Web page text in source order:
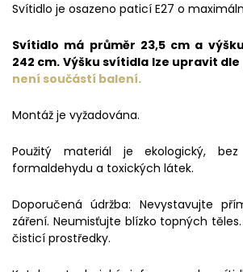
Svítidlo je osazeno paticí E27 o
Svítidlo má průměr 23,5 cm a
242 cm. Výšku svítidla lze upravit
není součástí balení.
Montáž je vyžadována.
Použitý materiál je ekologický,
formaldehydu a toxických látek.
Doporučená údržba: Nevystavujte
záření. Neumisťujte blízko topných
čisticí prostředky.